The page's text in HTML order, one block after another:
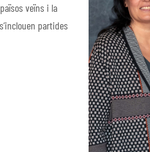
veïns i la
partides